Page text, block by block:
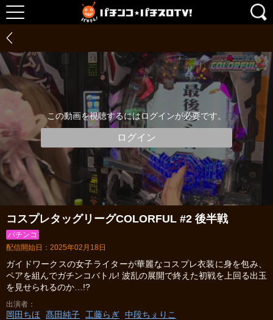
この動画を視聴するにはログインが必要です。
ログイン
コスプレタッグリーグCOLORFUL #2 後半戦
パチンコ
配信開始日：2025年02月18日
ガイドワークスの女子ライターが華麗なコスプレ衣装に身を包み、
ペアを組んでガチンコバトル! 波乱の展開で終えた初戦を上回る出玉
を見せられるのか…!?
出演者
岡田ちほ 髙田純子 工藤らぎ 中段ちぇりこ